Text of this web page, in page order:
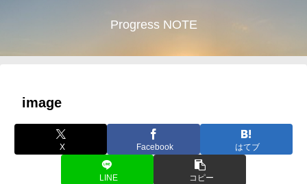
Progress NOTE
image
X Facebook はてブ
LINE コピー